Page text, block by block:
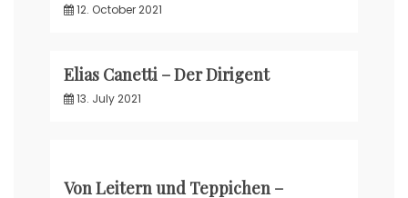
12. October 2021
Elias Canetti – Der Dirigent
13. July 2021
Von Leitern und Teppichen –